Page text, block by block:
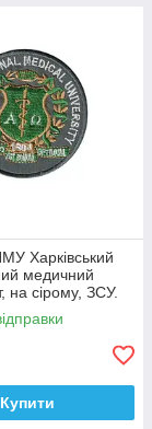
Харківський
медичний
на сірому, ЗСУ.
Купити